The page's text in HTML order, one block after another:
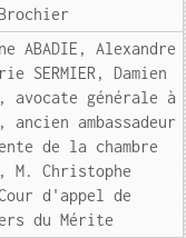
ABADIE, Alexandre
SERMIER, Damien
avocate générale à
ambassadeur
de la chambre
M. Christophe
d'appel de
du Mérite